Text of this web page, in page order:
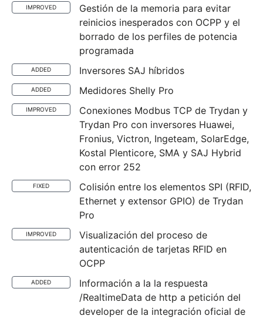
IMPROVED
Gestión de la memoria para evitar
reinicios inesperados con OCPP y el
borrado de los perfiles de potencia
programada
ADDED Inversores SAJ híbridos
ADDED Medidores Shelly Pro
IMPROVED
Conexiones Modbus TCP de Trydan y
Trydan Pro con inversores Huawei,
Fronius, Victron, Ingeteam, SolarEdge,
Kostal Plenticore, SMA y SAJ Hybrid
con error 252
FIXED
Colisión entre los elementos SPI (RFID,
Ethernet y extensor GPIO) de Trydan
Pro
IMPROVED
Visualización del proceso de
autenticación de tarjetas RFID en
OCPP
ADDED
Información a la la respuesta
/RealtimeData de http a petición del
developer de la integración oficial de